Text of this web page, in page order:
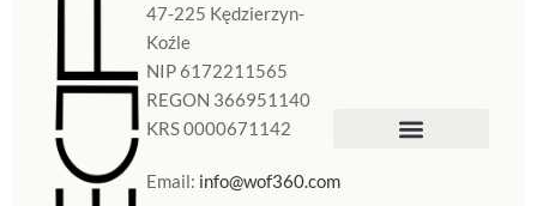
47-225 Kędzierzyn-
Koźle
NIP 6172211565
REGON 366951140
KRS 0000671142
Email: info@wof360.com